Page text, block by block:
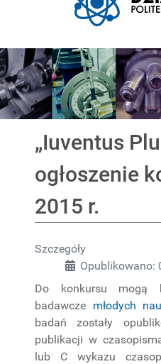
Pokaz slajdów
„Iuventus
ogłoszenie
2015 r.
Szczegóły
Opublikowano:
Do konkursu mogą
badawcze młodych
badań zostały
publikacji w
lub C wykazu